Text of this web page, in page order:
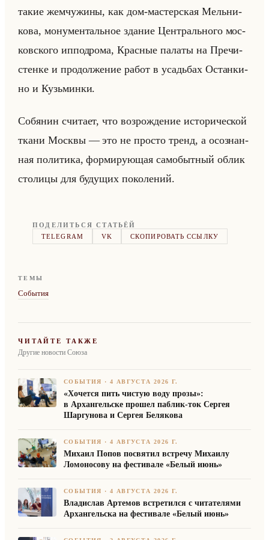
такие жем­чу­жи­ны, как дом-ма­стер­ская Мельни­
ко­ва, мо­ну­мен­тальное зда­ние Цен­трально­го мос­
ков­ско­го ип­по­дро­ма, Крас­ные па­ла­ты на Пре­чи­
стен­ке и про­дол­же­ние работ в усадьбах Остан­ки­
но и Кузьмин­ки.
Со­бя­нин счи­та­ет, что воз­рож­де­ние ис­то­ри­че­ской
ткани Моск­вы — это не про­сто тренд, а осо­знан­
ная по­ли­ти­ка, фор­ми­ру­ющая са­мо­быт­ный облик
сто­ли­цы для бу­ду­щих по­ко­ле­ний.
ПОДЕЛИТЬСЯ СТАТЬЁЙ
TELEGRAM
VK СКОПИРОВАТЬ ССЫЛКУ
ТЕМЫ
События
ЧИТАЙТЕ ТАКЖЕ
Другие новости Союза
СОБЫТИЯ ·4 АВГУСТА 2026 Г.
«Хочется пить чистую воду прозы»:
в Архангельске прошел паблик-ток Сергея
Шаргунова и Сергея Белякова
СОБЫТИЯ ·4 АВГУСТА 2026 Г.
Михаил Попов посвятил встречу Михаилу
Ломоносову на фестивале «Белый июнь»
СОБЫТИЯ ·4 АВГУСТА 2026 Г.
Владислав Артемов встретился с читателями
Архангельска на фестивале «Белый июнь»